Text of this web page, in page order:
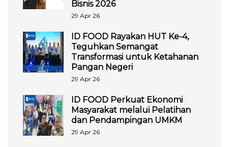
Bisnis 2026
29 Apr 26
ID FOOD Rayakan HUT Ke-4,
Teguhkan Semangat
Transformasi untuk Ketahanan
Pangan Negeri
29 Apr 26
ID FOOD Perkuat Ekonomi
Masyarakat melalui Pelatihan
dan Pendampingan UMKM
29 Apr 26